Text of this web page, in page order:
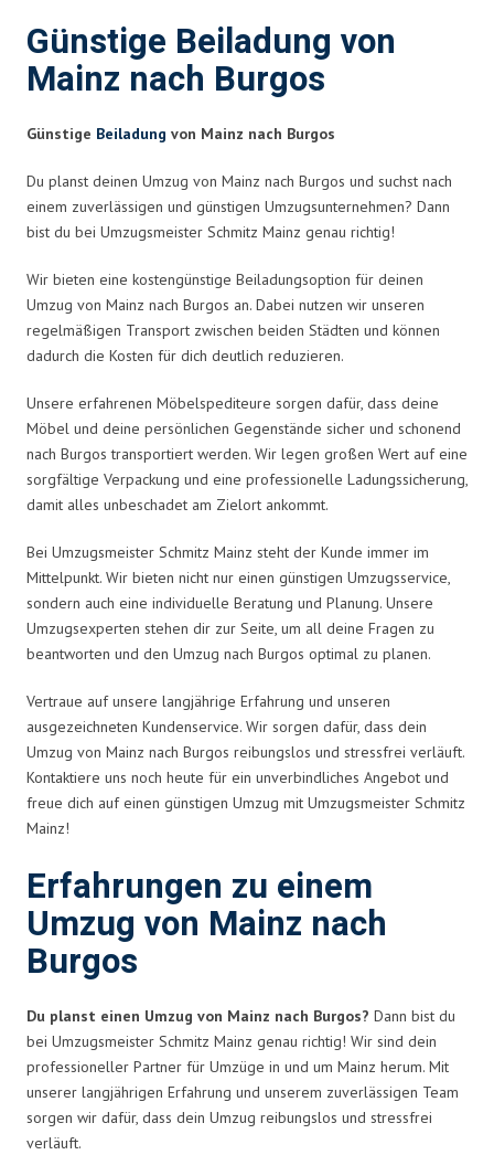
Günstige Beiladung von
Mainz nach Burgos
Günstige Beiladung von Mainz nach Burgos
Du planst deinen Umzug von Mainz nach Burgos und suchst nach
einem zuverlässigen und günstigen Umzugsunternehmen? Dann
bist du bei Umzugsmeister Schmitz Mainz genau richtig!
Wir bieten eine kostengünstige Beiladungsoption für deinen
Umzug von Mainz nach Burgos an. Dabei nutzen wir unseren
regelmäßigen Transport zwischen beiden Städten und können
dadurch die Kosten für dich deutlich reduzieren.
Unsere erfahrenen Möbelspediteure sorgen dafür, dass deine
Möbel und deine persönlichen Gegenstände sicher und schonend
nach Burgos transportiert werden. Wir legen großen Wert auf eine
sorgfältige Verpackung und eine professionelle Ladungssicherung,
damit alles unbeschadet am Zielort ankommt.
Bei Umzugsmeister Schmitz Mainz steht der Kunde immer im
Mittelpunkt. Wir bieten nicht nur einen günstigen Umzugsservice,
sondern auch eine individuelle Beratung und Planung. Unsere
Umzugsexperten stehen dir zur Seite, um all deine Fragen zu
beantworten und den Umzug nach Burgos optimal zu planen.
Vertraue auf unsere langjährige Erfahrung und unseren
ausgezeichneten Kundenservice. Wir sorgen dafür, dass dein
Umzug von Mainz nach Burgos reibungslos und stressfrei verläuft.
Kontaktiere uns noch heute für ein unverbindliches Angebot und
freue dich auf einen günstigen Umzug mit Umzugsmeister Schmitz
Mainz!
Erfahrungen zu einem
Umzug von Mainz nach
Burgos
Du planst einen Umzug von Mainz nach Burgos? Dann bist du
bei Umzugsmeister Schmitz Mainz genau richtig! Wir sind dein
professioneller Partner für Umzüge in und um Mainz herum. Mit
unserer langjährigen Erfahrung und unserem zuverlässigen Team
sorgen wir dafür, dass dein Umzug reibungslos und stressfrei
verläuft.